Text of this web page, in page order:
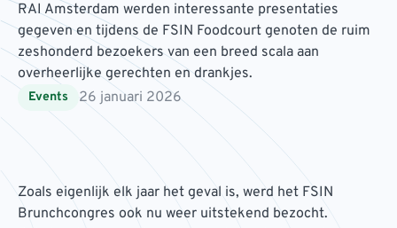
RAI Amsterdam werden interessante presentaties
gegeven en tijdens de FSIN Foodcourt genoten de ruim
zeshonderd bezoekers van een breed scala aan
overheerlijke gerechten en drankjes.
Events 26 januari 2026
Zoals eigenlijk elk jaar het geval is, werd het FSIN
Brunchcongres ook nu weer uitstekend bezocht.